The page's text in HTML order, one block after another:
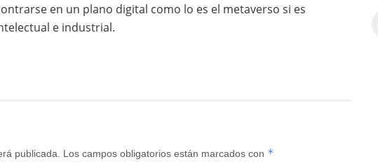
en un plano digital como lo es el metaverso si es
e industrial.
publicada. Los campos obligatorios están marcados con *